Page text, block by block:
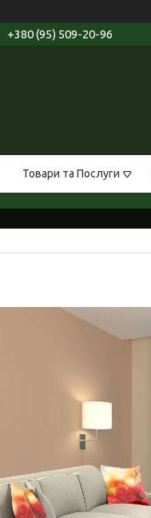
+380 (95) 509-20-96
Товари та Послуги